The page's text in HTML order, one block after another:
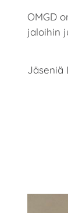
OMGD
jaloihin
Jäseniä